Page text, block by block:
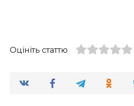
Оцініть статтю